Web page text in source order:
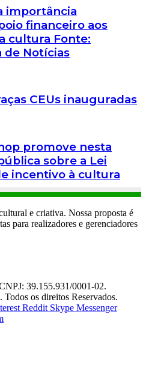
importância
financeiro aos
cultura Fonte:
de Notícias
CEUs inauguradas
promove nesta
sobre a Lei
incentivo à cultura
e criativa. Nossa proposta é
para realizadores e gerenciadores
39.155.931/0001-02.
os direitos Reservados.
Reddit Skype Messenger